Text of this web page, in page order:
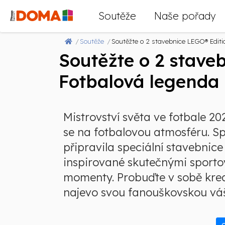
Soutěže Naše pořady
Soutěže Soutěžte o 2 stavebnice LEGO®
Soutěžte o 2
Fotbalová legenda
Mistrovství světa ve fotbale
se na fotbalovou atmosféru.
připravila speciální stavebnice
inspirované skutečnými
momenty. Probuďte v sobě
najevo svou fanouškovskou